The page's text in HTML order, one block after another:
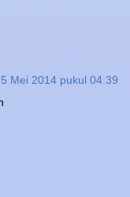
Mei 2014 pukul 04.39